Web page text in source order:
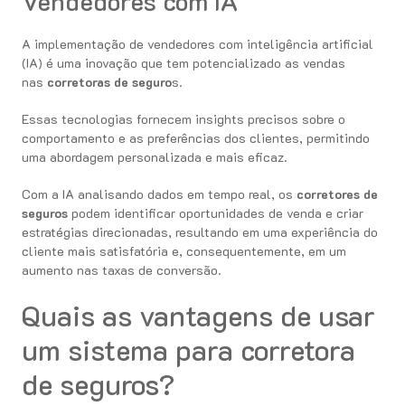
A implementação de vendedores com inteligência artificial
(IA) é uma inovação que tem potencializado as vendas
nas corretoras de seguros.
Essas tecnologias fornecem insights precisos sobre o
comportamento e as preferências dos clientes, permitindo
uma abordagem personalizada e mais eficaz.
Com a IA analisando dados em tempo real, os corretores de
seguros podem identificar oportunidades de venda e criar
estratégias direcionadas, resultando em uma experiência do
cliente mais satisfatória e, consequentemente, em um
aumento nas taxas de conversão.
Quais as vantagens de usar
um sistema para corretora
de seguros?